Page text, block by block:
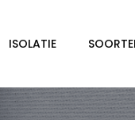
ISOLATIE